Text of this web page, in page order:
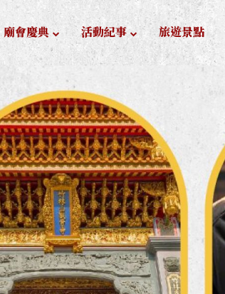
廟會慶典 活動紀事 旅遊景點